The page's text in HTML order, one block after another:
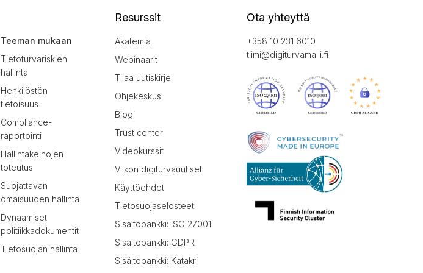
Teeman mukaan
Tietoturvariskien
hallinta
Henkilöstön
tietoisuus
Compliance-
raportointi
Hallintakeinojen
toteutus
Suojattavan
omaisuuden hallinta
Dynaamiset
politiikkadokumentit
Tietosuojan hallinta
Resurssit
Akatemia
Webinaarit
Tilaa uutiskirje
Ohjekeskus
Blogi
Trust center
Videokurssit
Viikon digiturvauutiset
Käyttöehdot
Tietosuojaselosteet
Sisältöpankki: ISO 27001
Sisältöpankki: GDPR
Sisältöpankki: Katakri
Ota yhteyttä
+358 10 231 6010
tiimi@digiturvamalli.fi